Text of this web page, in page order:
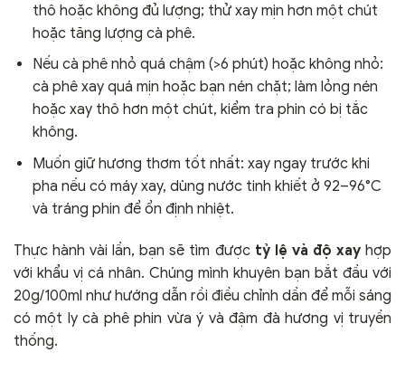
thô hoặc không đủ lượng; thử xay mịn hơn một chút
hoặc tăng lượng cà phê.
Nếu cà phê nhỏ quá chậm (>6 phút) hoặc không nhỏ:
cà phê xay quá mịn hoặc bạn nén chặt; làm lỏng nén
hoặc xay thô hơn một chút, kiểm tra phin có bị tắc
không.
Muốn giữ hương thơm tốt nhất: xay ngay trước khi
pha nếu có máy xay, dùng nước tinh khiết ở 92–96°C
và tráng phin để ổn định nhiệt.
Thực hành vài lần, bạn sẽ tìm được tỷ lệ và độ xayhợp
với khẩu vị cá nhân. Chúng mình khuyên bạn bắt đầu với
20g/100ml như hướng dẫn rồi điều chỉnh dần để mỗi sáng
có một ly cà phê phin vừa ý và đậm đà hương vị truyền
thống.